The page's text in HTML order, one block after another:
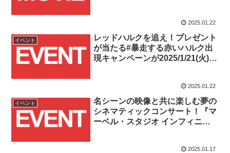
2025.01.22
イベント
レッドハルクを追え！プレゼント
が当たる#暴走する赤いハルク出
現キャンペーンが2025/1/21(火)か
2025.01.22
イベント
名シーンの映像と共に楽しむ夢の
シネマティックコンサート！『マ
ーベル・スタジオ インフィニテ
2025.01.17